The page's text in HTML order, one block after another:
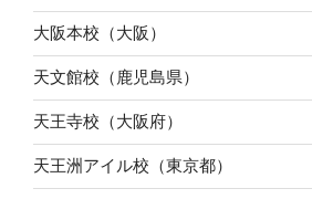
大阪本校（大阪）
天文館校（鹿児島県）
天王寺校（大阪府）
天王洲アイル校（東京都）